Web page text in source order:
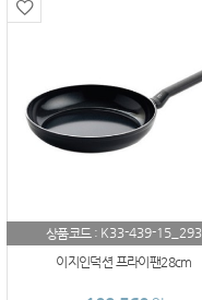
상품코드 : K33-439-15_293
이지인덕션 프라이팬28cm